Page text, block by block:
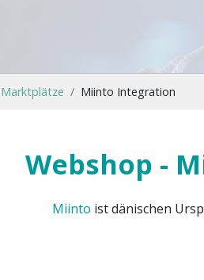
Marktplätze Miinto Integration
Webshop -
Miinto ist dänischen